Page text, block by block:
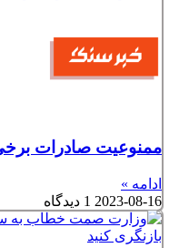
ممنوعیت صادرات
ادامه »
2023-08-16 1 دیدگاه